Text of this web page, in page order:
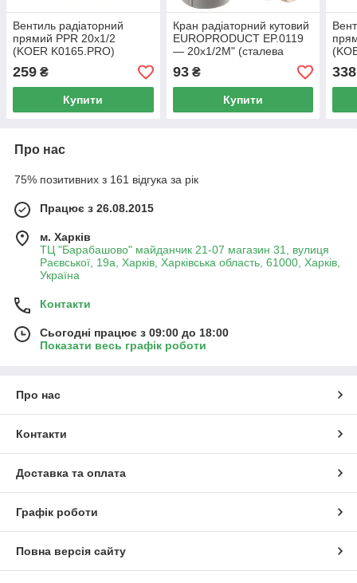
Вентиль радіаторний
прямий PPR 20x1/2
(KOER K0165.PRO)
(KP0213)
259 ₴
Купити
Кран радіаторний кутовий
EUROPRODUCT EP.0119
— 20x1/2M" (сталева
куля) (EP4044)
93₴
Купити
338
Про нас
75% позитивних з 161 відгука за рік
Працює з 26.08.2015
м. Харків
ТЦ "Барабашово" майданчик 21-07 магазин 31, вулиця
Раєвської, 19а, Харків, Харківська область, 61000, Харків,
Україна
Контакти
Сьогодні працює з 09:00 до 18:00
Показати весь графік роботи
Про нас
Контакти
Доставка та оплата
Графік роботи
Повна версія сайту